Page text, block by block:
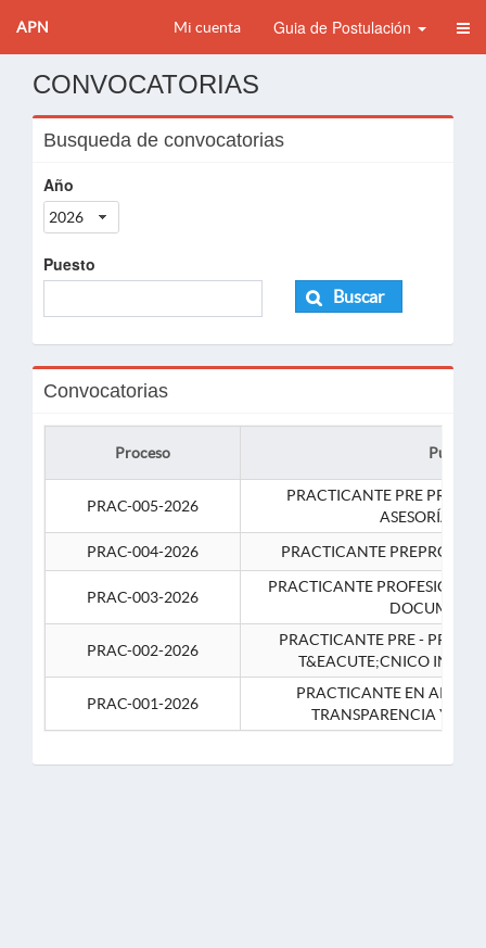
APN Mi cuenta Guia de Postulación
CONVOCATORIAS
Busqueda de convocatorias
Año
2026
Puesto
Buscar
Convocatorias
Proceso Puesto
PRAC-005-2026
PRACTICANTE PRE
ASESORÍA
PRAC-004-2026
PRACTICANTE
PRAC-003-2026
PRACTICANTE
PRAC-002-2026
PRACTICANTE PRE -
T&EACUTE;CNICO
PRAC-001-2026
PRACTICANTE EN APOYO
TRANSPARENCIA Y